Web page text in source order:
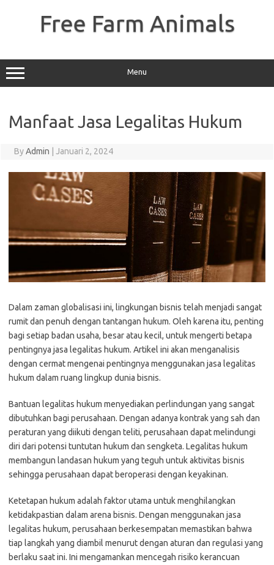
Free Farm Animals
Menu
Manfaat Jasa Legalitas Hukum
ByAdmin Januari 2, 2024
Dalam zaman globalisasi ini, lingkungan bisnis telah menjadi sangat
rumit dan penuh dengan tantangan hukum. Oleh karena itu, penting
bagi setiap badan usaha, besar atau kecil, untuk mengerti betapa
pentingnya jasa legalitas hukum. Artikel ini akan menganalisis
dengan cermat mengenai pentingnya menggunakan jasa legalitas
hukum dalam ruang lingkup dunia bisnis.
Bantuan legalitas hukum menyediakan perlindungan yang sangat
dibutuhkan bagi perusahaan. Dengan adanya kontrak yang sah dan
peraturan yang diikuti dengan teliti, perusahaan dapat melindungi
diri dari potensi tuntutan hukum dan sengketa. Legalitas hukum
membangun landasan hukum yang teguh untuk aktivitas bisnis
sehingga perusahaan dapat beroperasi dengan keyakinan.
Ketetapan hukum adalah faktor utama untuk menghilangkan
ketidakpastian dalam arena bisnis. Dengan menggunakan jasa
legalitas hukum, perusahaan berkesempatan memastikan bahwa
tiap langkah yang diambil menurut dengan aturan dan regulasi yang
berlaku saat ini. Ini mengamankan mencegah risiko kerancuan